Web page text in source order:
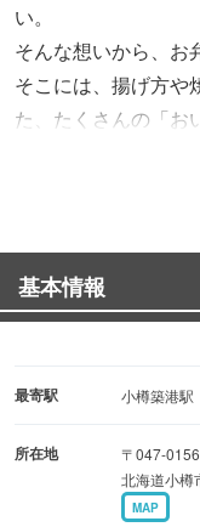
い。
そんな想いから、お
そこには、揚げ方や
た、たくさんの「お
と”できるお弁当で
らも、そんなお弁当
基本情報
最寄駅 小樽築港駅
所在地
〒047-0156
北海道小樽
MAP